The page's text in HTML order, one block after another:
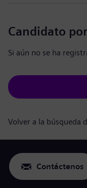
Candidato
Si aún no se ha
Volver a la búsqueda
Contáctenos